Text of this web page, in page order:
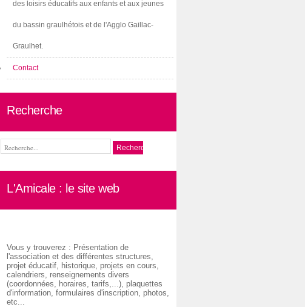
des loisirs éducatifs aux enfants et aux jeunes
du bassin graulhétois et de l'Agglo Gaillac-
Graulhet.
Contact
Recherche
L'Amicale : le site web
Vous y trouverez : Présentation de
l'association et des différentes structures,
projet éducatif, historique, projets en cours,
calendriers, renseignements divers
(coordonnées, horaires, tarifs,...), plaquettes
d'information, formulaires d'inscription, photos,
etc...